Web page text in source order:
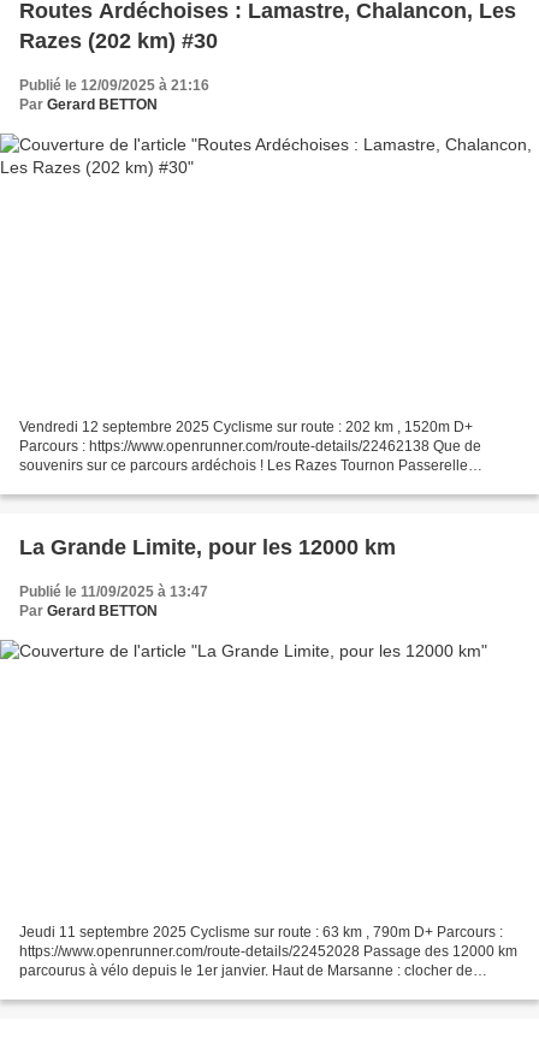
Routes Ardéchoises : Lamastre, Chalancon, Les
Razes (202 km) #30
Publié le 12/09/2025 à 21:16
Par Gerard BETTON
Vendredi 12 septembre 2025 Cyclisme sur route : 202 km , 1520m D+
Parcours : https://www.openrunner.com/route-details/22462138 Que de
souvenirs sur ce parcours ardéchois ! Les Razes Tournon Passerelle
La Grande Limite, pour les 12000 km
Publié le 11/09/2025 à 13:47
Par Gerard BETTON
Jeudi 11 septembre 2025 Cyclisme sur route : 63 km , 790m D+ Parcours :
https://www.openrunner.com/route-details/22452028 Passage des 12000 km
parcourus à vélo depuis le 1er janvier. Haut de Marsanne : clocher de